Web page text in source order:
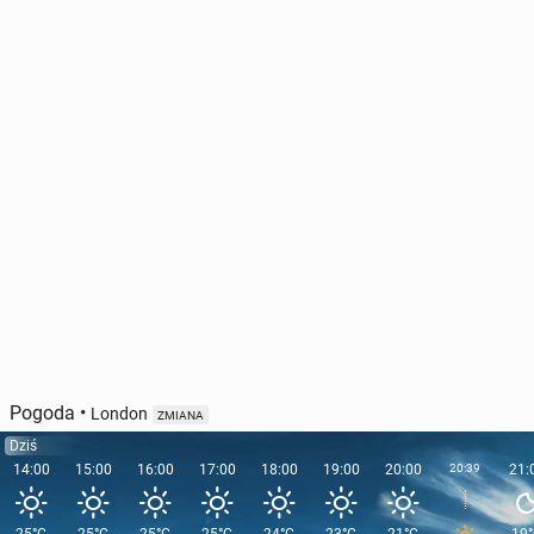
Pogoda • London ZMIANA
Dziś
14:00
15:00 16:00 17:00 18:00 19:00 20:00 20:39